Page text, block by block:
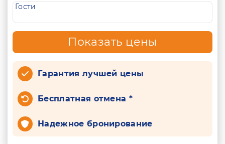
Гости
Показать цены
Гарантия лучшей цены
Бесплатная отмена *
Надежное бронирование